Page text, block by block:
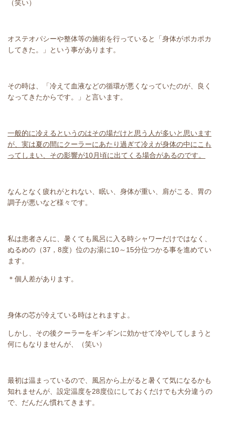
（笑い）
オステオパシーや整体等の施術を行っていると「身体がポカポカ
してきた。」という事があります。
その時は、「冷えて血液などの循環が悪くなっていたのが、良く
なってきたからです。」と言います。
一般的に冷えるというのはその場だけと思う人が多いと思います
が、実は夏の間にクーラーにあたり過ぎて冷えが身体の中にこも
ってしまい、その影響が10月頃に出てくる場合があるのです。
なんとなく疲れがとれない、眠い、身体が重い、肩がこる、胃の
調子が悪いなど様々です。
私は患者さんに、暑くても風呂に入る時シャワーだけではなく、
ぬるめの（37，8度）位のお湯に10～15分位つかる事を進めてい
ます。
＊個人差があります。
身体の芯が冷えている時はとれますよ。
しかし、その後クーラーをギンギンに効かせて冷やしてしまうと
何にもなりませんが、（笑い）
最初は温まっているので、風呂から上がると暑くて気になるかも
知れませんが、設定温度を28度位にしておくだけでも大分違うの
で、だんだん慣れてきます。